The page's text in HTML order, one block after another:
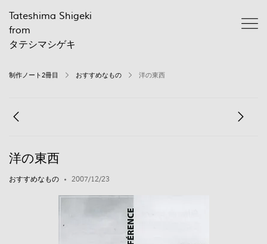
Tateshima Shigeki
from
タテシマシゲキ
制作ノート2冊目 おすすめなもの 洋の東西
洋の東西
おすすめなもの 2007/12/23